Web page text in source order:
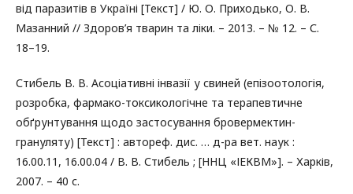
від паразитів в Україні [Текст] / Ю. О. Приходько, О. В.
Мазанний // Здоров’я тварин та ліки. – 2013. – № 12. – С.
18–19.
Стибель В. В. Асоціативні інвазії у свиней (епізоотологія,
розробка, фармако-токсикологічне та терапевтичне
обґрунтування щодо застосування бровермектин-
грануляту) [Текст] : автореф. дис. … д-ра вет. наук :
16.00.11, 16.00.04 / В. В. Стибель ; [ННЦ «ІЕКВМ»]. – Харків,
2007. – 40 с.